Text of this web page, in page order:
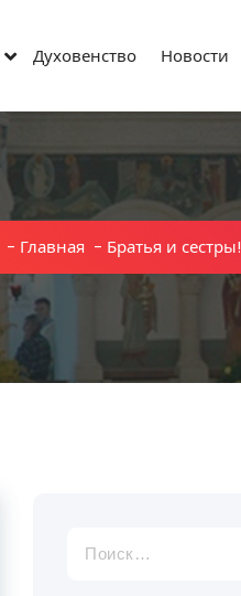
Духовенство Новости
- Главная - Братья и сестры!